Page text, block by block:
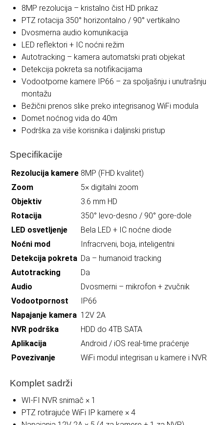
8MP rezolucija – kristalno čist HD prikaz
PTZ rotacija 350° horizontalno / 90° vertikalno
Dvosmerna audio komunikacija
LED reflektori + IC noćni režim
Autotracking – kamera automatski prati objekat
Detekcija pokreta sa notifikacijama
Vodootporne kamere IP66 – za spoljašnju i unutrašnju
montažu
Bežični prenos slike preko integrisanog WiFi modula
Domet noćnog vida do 40m
Podrška za više korisnika i daljinski pristup
Specifikacije
Rezolucija kamere 8MP (FHD kvalitet)
Zoom
5× digitalni zoom
Objektiv
3.6 mm HD
Rotacija
350° levo-desno / 90° gore-dole
LED osvetljenje
Bela LED + IC noćne diode
Noćni mod
Infracrveni, boja, inteligentni
Detekcija pokreta Da – humanoid tracking
Autotracking
Da
Audio
Dvosmerni – mikrofon + zvučnik
Vodootpornost
IP66
Napajanje kamera 12V 2A
NVR podrška
HDD do 4TB SATA
Aplikacija
Android / iOS real-time praćenje
Povezivanje
WiFi modul integrisan u kamere i NVR
Komplet sadrži
WI-FI NVR snimač × 1
PTZ rotirajuće WiFi IP kamere × 4